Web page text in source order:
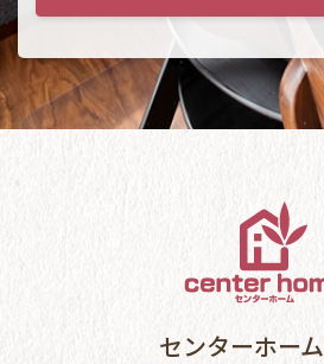
センターホーム